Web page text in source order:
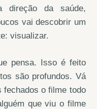
direção da saúde,
vai descobrir um
visualizar.
pensa. Isso é feito
são profundos. Vá
fechados o filme todo
que viu o filme